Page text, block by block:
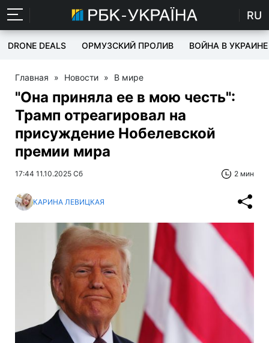
RU
DRONE DEALS ОРМУЗСКИЙ ПРОЛИВ ВОЙНА В УКРАИНЕ
Главная » Новости » В мире
"Она приняла ее в мою честь":
Трамп отреагировал на
присуждение Нобелевской
премии мира
17:44 11.10.2025 Сб 2 мин
КАРИНА ЛЕВИЦКАЯ